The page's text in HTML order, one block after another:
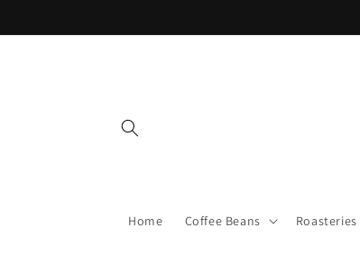
Home Coffee Beans Roasteries